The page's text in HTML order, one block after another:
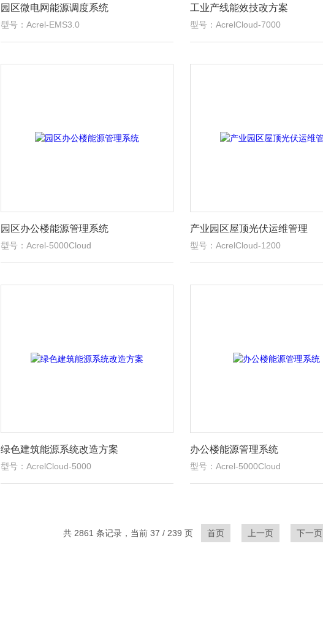
园区微电网能源调度系统
型号：Acrel-EMS3.0
工业产线能效技改方案
型号：AcrelCloud-7000
园区办公楼能源管理系统
型号：Acrel-5000Cloud
产业园区屋顶光伏运维管理
型号：AcrelCloud-1200
绿色建筑能源系统改造方案
型号：AcrelCloud-5000
办公楼能源管理系统
型号：Acrel-5000Cloud
共 2861 条记录，当前 37 / 239 页 首页 上一页 下一页